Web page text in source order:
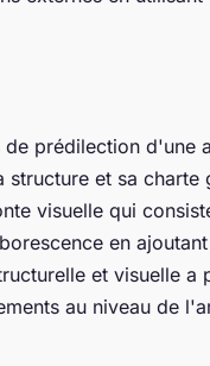
prédilection d'une
et sa charte
visuelle qui
en
et visuelle a
au niveau de